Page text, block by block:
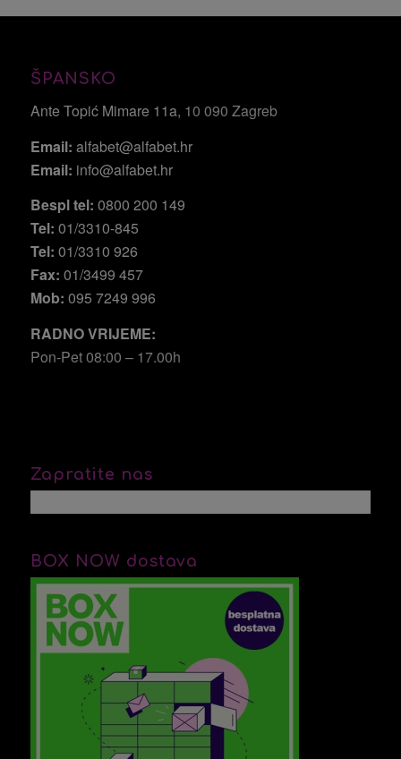
ŠPANSKO
Ante Topić Mimare 11a, 10 090 Zagreb
Email: alfabet@alfabet.hr
Email: info@alfabet.hr
Bespl tel: 0800 200 149
Tel: 01/3310-845
Tel: 01/3310 926
Fax: 01/3499 457
Mob: 095 7249 996
RADNO VRIJEME:
Pon-Pet 08:00 – 17.00h
Zapratite nas
BOX NOW dostava